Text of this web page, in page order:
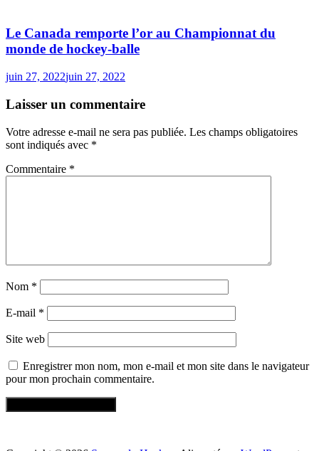
Le Canada remporte l’or au Championnat du
monde de hockey-balle
juin 27, 2022juin 27, 2022
Laisser un commentaire
Votre adresse e-mail ne sera pas publiée. Les champs obligatoires
sont indiqués avec *
Commentaire *
Nom *
E-mail *
Site web
Enregistrer mon nom, mon e-mail et mon site dans le navigateur
pour mon prochain commentaire.